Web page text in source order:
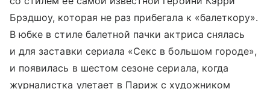
Брэдшоу, которая не раз прибегала к «балеткору».
В юбке в стиле балетной пачки актриса снялась
и для заставки сериала «Секс в большом городе»,
и появилась в шестом сезоне сериала, когда
журналистка улетает в Париж с художником